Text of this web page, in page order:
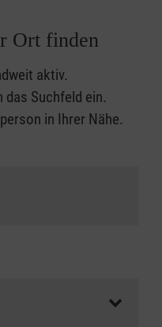
Ort finden
aktiv.
das Suchfeld ein.
in Ihrer Nähe.